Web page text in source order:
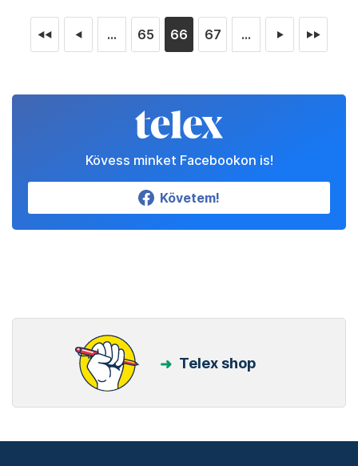
◄◄ ◄ ... 65 66 67 ... ► ►►
Kövess minket Facebookon is!
Követem!
Telex shop